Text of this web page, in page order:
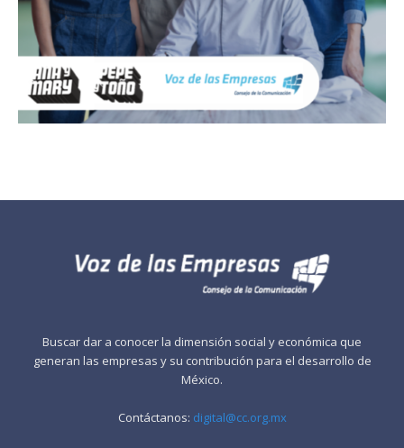
Buscar dar a conocer la dimensión social y económica que
generan las empresas y su contribución para el desarrollo de
México.
Contáctanos: digital@cc.org.mx